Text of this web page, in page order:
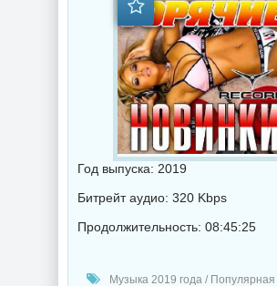
Год выпуска: 2019
Битрейт аудио: 320 Kbps
Продолжительность: 08:45:25
Музыка 2019 года / Популярная музыка /